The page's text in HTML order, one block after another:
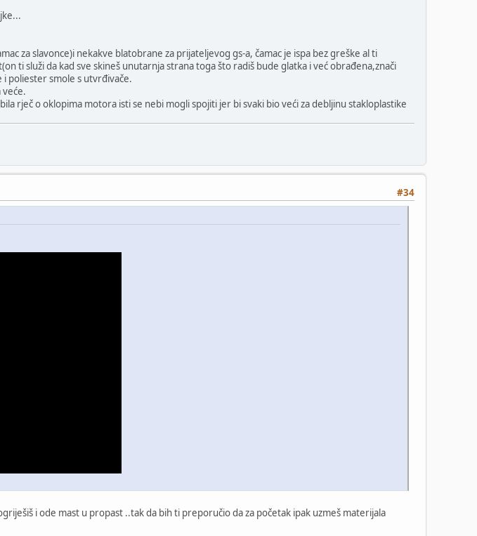
za slavonce)i nekakve blatobrane za prijateljevog gs-a, čamac je ispa bez greške al ti
ti služi da kad sve skineš unutarnja strana toga što radiš bude glatka i već obrađena,znači
i poliester smole s utvrđivače.
veće.
rječ o oklopima motora isti se nebi mogli spojiti jer bi svaki bio veći za debljinu stakloplastike
#34
i ode mast u propast ..tak da bih ti preporučio da za početak ipak uzmeš materijala